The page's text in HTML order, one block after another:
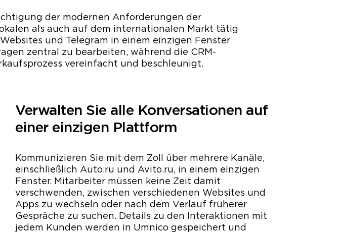
der modernen Anforderungen der
als auch auf dem internationalen Markt tätig
und Telegram in einem einzigen Fenster
zentral zu bearbeiten, während die CRM-
vereinfacht und beschleunigt.
Verwalten Sie alle Konversationen auf
einer einzigen Plattform
Kommunizieren Sie mit dem Zoll über mehrere Kanäle,
einschließlich Auto.ru und Avito.ru, in einem einzigen
Fenster. Mitarbeiter müssen keine Zeit damit
verschwenden, zwischen verschiedenen Websites und
Apps zu wechseln oder nach dem Verlauf früherer
Gespräche zu suchen. Details zu den Interaktionen mit
jedem Kunden werden in Umnico gespeichert und